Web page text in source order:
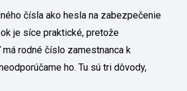
čísla ako hesla na zabezpečenie
je síce praktické, pretože
rodné číslo zamestnanca k
ho. Tu sú tri dôvody,